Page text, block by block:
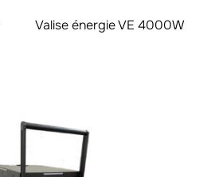
Valise énergie VE 4000W